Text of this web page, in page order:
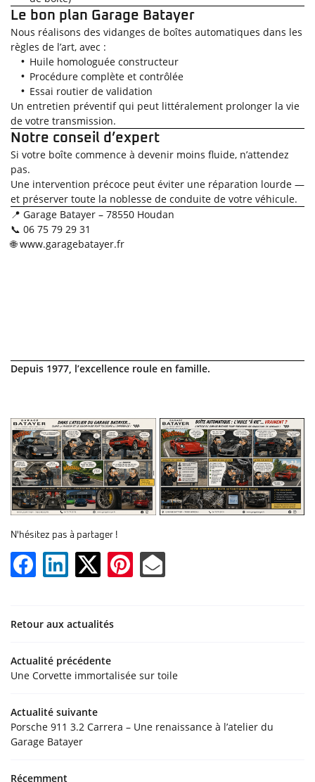
ACTUALITÉS
CONTACT Restez
Inscription
Le bon plan Garage Batayer
Nous réalisons des vidanges de boîtes automatiques dans les
règles de l’art, avec :
Huile homologuée constructeur
Procédure complète et contrôlée
Essai routier de validation
Un entretien préventif qui peut littéralement prolonger la vie
de votre transmission.
Notre conseil d’expert
Si votre boîte commence à devenir moins fluide, n’attendez
pas.
Une intervention précoce peut éviter une réparation lourde —
et préserver toute la noblesse de conduite de votre véhicule.
📍 Garage Batayer – 78550 Houdan
📞 06 75 79 29 31
🌐www.garagebatayer.fr
Depuis 1977, l’excellence roule en famille.
N'hésitez pas à partager !
Retour aux actualités
Actualité précédente
Une Corvette immortalisée sur toile
Actualité suivante
Porsche 911 3.2 Carrera – Une renaissance à l’atelier du
Garage Batayer
Récemment